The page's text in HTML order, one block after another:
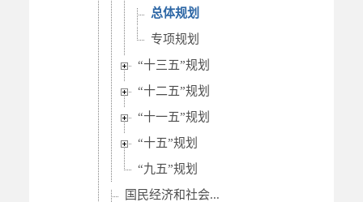
总体规划
专项规划
“十三五”规划
“十二五”规划
“十一五”规划
“十五”规划
“九五”规划
国民经济和社会...